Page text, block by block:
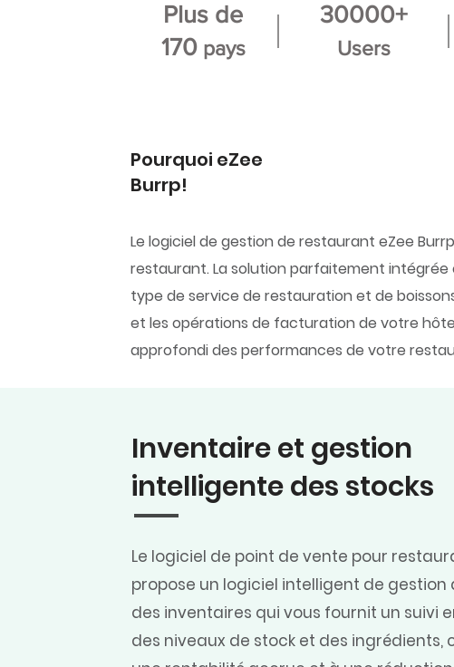
Plus de
170 pays
30000+
Users
Pourquoi eZee
Burrp!
Le logiciel de gestion de restaurant eZee
restaurant. La solution parfaitement
type de service de restauration et de
et les opérations de facturation de votre
approfondi des performances de votre
Inventaire et gestion
intelligente des stocks
Le logiciel de point de vente pour
propose un logiciel intelligent de gestion
des inventaires qui vous fournit un suivi
des niveaux de stock et des ingrédients,